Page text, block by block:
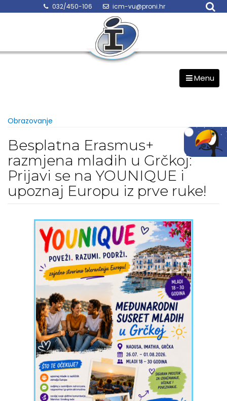
032/450-106 icm-vu@proni.hr
Menu
Obrazovanje
Besplatna Erasmus+
razmjena mladih u Grčkoj:
Prijavi se na YOUNIQUE i
upoznaj Europu iz prve ruke!